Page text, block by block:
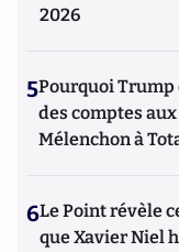
2026
5Pourquoi
des comptes
Mélenchon à
6Le Point révèle
que Xavier Niel